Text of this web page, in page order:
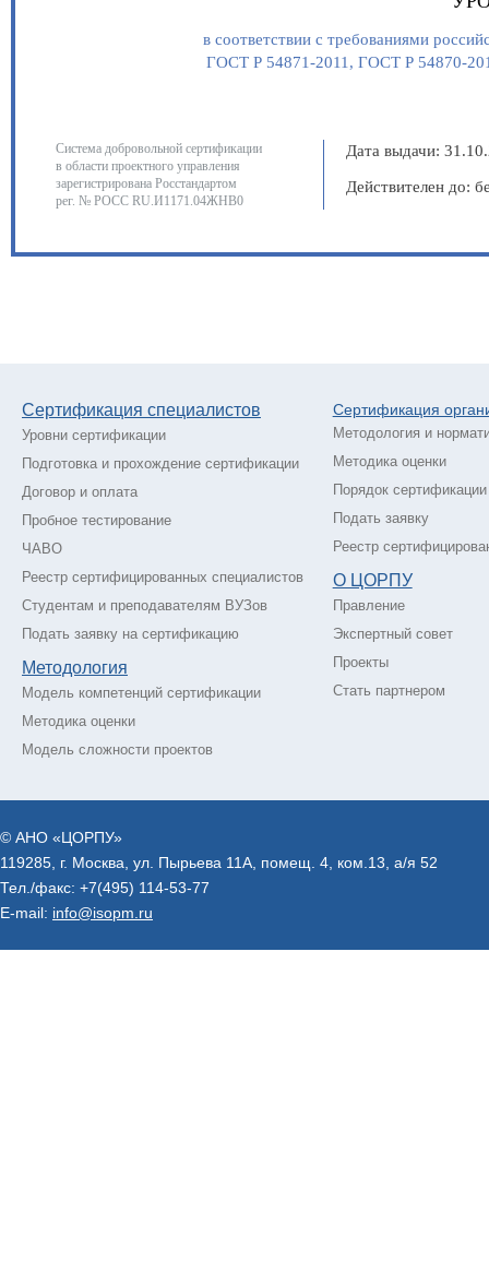
в соответствии с требованиями
ГОСТ Р 54871-2011, ГОСТ Р 54870-
Система добровольной сертификации
в области проектного управления
зарегистрирована Росстандартом
рег. № РОСС RU.И1171.04ЖНВ0
Дата выдачи:
Действителен до:
Сертификация специалистов
Уровни сертификации
Подготовка и прохождение сертификации
Договор и оплата
Пробное тестирование
ЧАВО
Реестр сертифицированных специалистов
Студентам и преподавателям ВУЗов
Подать заявку на сертификацию
Методология
Модель компетенций сертификации
Методика оценки
Модель сложности проектов
Сертификация о
Методология и
Методика оценки
Порядок сертификации
Подать заявку
Реестр
О ЦОРПУ
Правление
Экспертный совет
Проекты
Стать партнером
© АНО «ЦОРПУ»
119285, г. Москва, ул. Пырьева 11А, помещ. 4, ком.13, а/я 52
Тел./факс: +7(495) 114-53-77
E-mail: info@isopm.ru